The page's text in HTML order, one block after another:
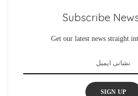
Subscribe
Get our latest news straight
SIGN UP